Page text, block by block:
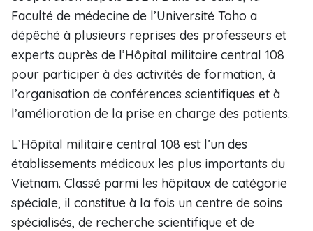
Faculté de médecine de l’Université Toho a
dépêché à plusieurs reprises des professeurs et
experts auprès de l’Hôpital militaire central 108
pour participer à des activités de formation, à
l’organisation de conférences scientifiques et à
l’amélioration de la prise en charge des patients.
L’Hôpital militaire central 108 est l’un des
établissements médicaux les plus importants du
Vietnam. Classé parmi les hôpitaux de catégorie
spéciale, il constitue à la fois un centre de soins
spécialisés, de recherche scientifique et de